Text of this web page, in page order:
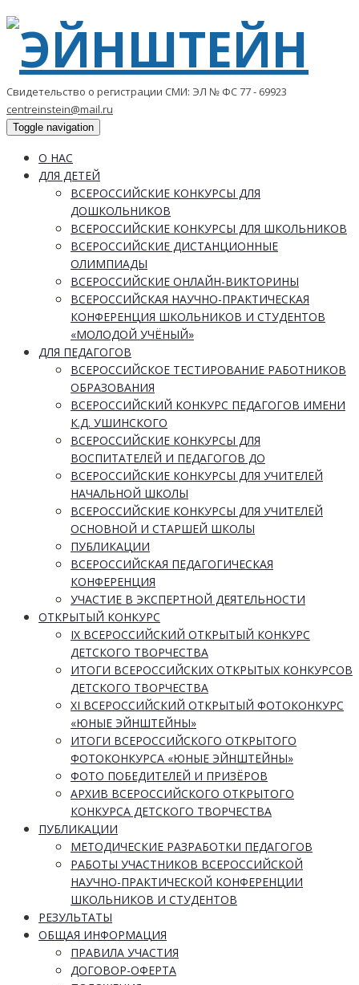
Свидетельство о регистрации СМИ: ЭЛ № ФС 77 - 69923
centreinstein@mail.ru
Toggle navigation
О НАС
ДЛЯ ДЕТЕЙ
ВСЕРОССИЙСКИЕ КОНКУРСЫ ДЛЯ
ДОШКОЛЬНИКОВ
ВСЕРОССИЙСКИЕ КОНКУРСЫ ДЛЯ ШКОЛЬНИКОВ
ВСЕРОССИЙСКИЕ ДИСТАНЦИОННЫЕ
ОЛИМПИАДЫ
ВСЕРОССИЙСКИЕ ОНЛАЙН-ВИКТОРИНЫ
ВСЕРОССИЙСКАЯ НАУЧНО-ПРАКТИЧЕСКАЯ
КОНФЕРЕНЦИЯ ШКОЛЬНИКОВ И СТУДЕНТОВ
«МОЛОДОЙ УЧЁНЫЙ»
ДЛЯ ПЕДАГОГОВ
ВСЕРОССИЙСКОЕ ТЕСТИРОВАНИЕ РАБОТНИКОВ
ОБРАЗОВАНИЯ
ВСЕРОССИЙСКИЙ КОНКУРС ПЕДАГОГОВ ИМЕНИ
К.Д. УШИНСКОГО
ВСЕРОССИЙСКИЕ КОНКУРСЫ ДЛЯ
ВОСПИТАТЕЛЕЙ И ПЕДАГОГОВ ДО
ВСЕРОССИЙСКИЕ КОНКУРСЫ ДЛЯ УЧИТЕЛЕЙ
НАЧАЛЬНОЙ ШКОЛЫ
ВСЕРОССИЙСКИЕ КОНКУРСЫ ДЛЯ УЧИТЕЛЕЙ
ОСНОВНОЙ И СТАРШЕЙ ШКОЛЫ
ПУБЛИКАЦИИ
ВСЕРОССИЙСКАЯ ПЕДАГОГИЧЕСКАЯ
КОНФЕРЕНЦИЯ
УЧАСТИЕ В ЭКСПЕРТНОЙ ДЕЯТЕЛЬНОСТИ
ОТКРЫТЫЙ КОНКУРС
IX ВСЕРОССИЙСКИЙ ОТКРЫТЫЙ КОНКУРС
ДЕТСКОГО ТВОРЧЕСТВА
ИТОГИ ВСЕРОССИЙСКИХ ОТКРЫТЫХ КОНКУРСОВ
ДЕТСКОГО ТВОРЧЕСТВА
XI ВСЕРОССИЙСКИЙ ОТКРЫТЫЙ ФОТОКОНКУРС
«ЮНЫЕ ЭЙНШТЕЙНЫ»
ИТОГИ ВСЕРОССИЙСКОГО ОТКРЫТОГО
ФОТОКОНКУРСА «ЮНЫЕ ЭЙНШТЕЙНЫ»
ФОТО ПОБЕДИТЕЛЕЙ И ПРИЗЁРОВ
АРХИВ ВСЕРОССИЙСКОГО ОТКРЫТОГО
КОНКУРСА ДЕТСКОГО ТВОРЧЕСТВА
ПУБЛИКАЦИИ
МЕТОДИЧЕСКИЕ РАЗРАБОТКИ ПЕДАГОГОВ
РАБОТЫ УЧАСТНИКОВ ВСЕРОССИЙСКОЙ
НАУЧНО-ПРАКТИЧЕСКОЙ КОНФЕРЕНЦИИ
ШКОЛЬНИКОВ И СТУДЕНТОВ
РЕЗУЛЬТАТЫ
ОБЩАЯ ИНФОРМАЦИЯ
ПРАВИЛА УЧАСТИЯ
ДОГОВОР-ОФЕРТА